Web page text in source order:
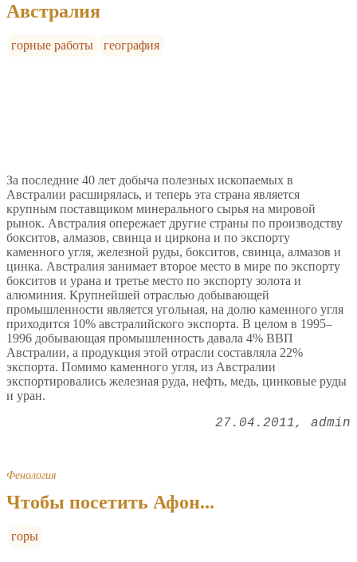
Австралия
горные работы география
За последние 40 лет добыча полезных ископаемых в
Австралии расширялась, и теперь эта страна является
крупным поставщиком минерального сырья на мировой
рынок. Австралия опережает другие страны по производству
бокситов, алмазов, свинца и циркона и по экспорту
каменного угля, железной руды, бокситов, свинца, алмазов и
цинка. Австралия занимает второе место в мире по экспорту
бокситов и урана и третье место по экспорту золота и
алюминия. Крупнейшей отраслью добывающей
промышленности является угольная, на долю каменного угля
приходится 10% австралийского экспорта. В целом в 1995–
1996 добывающая промышленность давала 4% ВВП
Австралии, а продукция этой отрасли составляла 22%
экспорта. Помимо каменного угля, из Австралии
экспортировались железная руда, нефть, медь, цинковые руды
и уран.
27.04.2011 admin
Фенология
Чтобы посетить Афон...
горы